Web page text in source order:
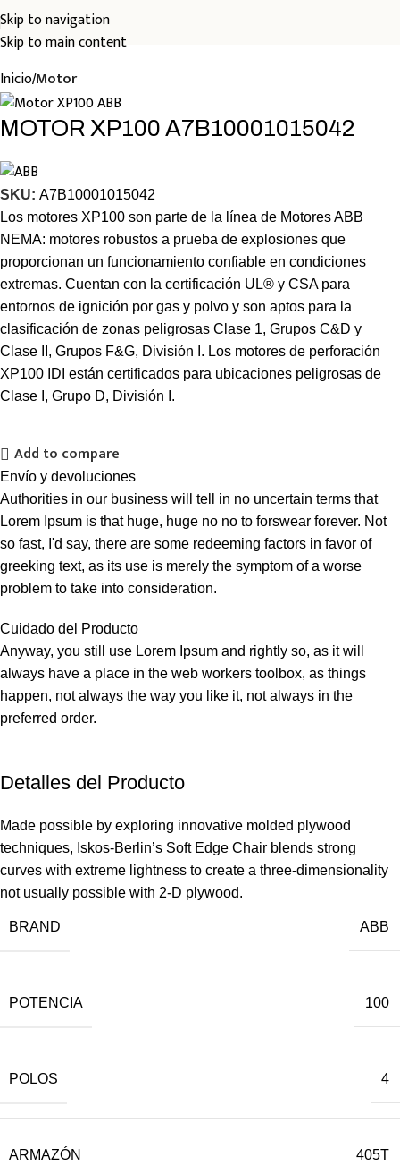
Skip to navigation
Skip to main content
InicioMotor
MOTOR XP100 A7B10001015042
SKU: A7B10001015042
Los motores XP100 son parte de la línea de Motores ABB
NEMA: motores robustos a prueba de explosiones que
proporcionan un funcionamiento confiable en condiciones
extremas. Cuentan con la certificación UL® y CSA para
entornos de ignición por gas y polvo y son aptos para la
clasificación de zonas peligrosas Clase 1, Grupos C&D y
Clase II, Grupos F&G, División I. Los motores de perforación
XP100 IDI están certificados para ubicaciones peligrosas de
Clase I, Grupo D, División I.
Add to compare
Envío y devoluciones
Authorities in our business will tell in no uncertain terms that
Lorem Ipsum is that huge, huge no no to forswear forever. Not
so fast, I'd say, there are some redeeming factors in favor of
greeking text, as its use is merely the symptom of a worse
problem to take into consideration.
Cuidado del Producto
Anyway, you still use Lorem Ipsum and rightly so, as it will
always have a place in the web workers toolbox, as things
happen, not always the way you like it, not always in the
preferred order.
Detalles del Producto
Made possible by exploring innovative molded plywood
techniques, Iskos-Berlin’s Soft Edge Chair blends strong
curves with extreme lightness to create a three-dimensionality
not usually possible with 2-D plywood.
BRAND ABB
POTENCIA 100
POLOS 4
ARMAZÓN 405T